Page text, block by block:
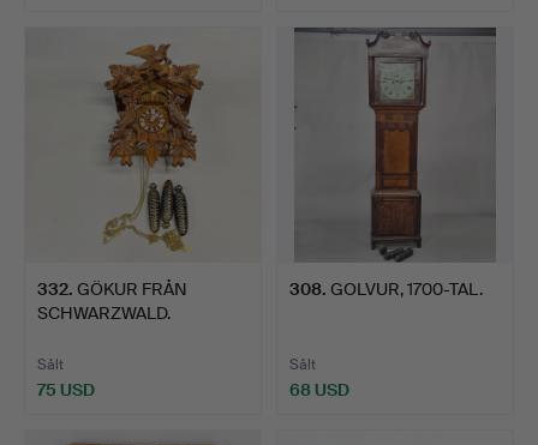
332. GÖKUR FRÅN
SCHWARZWALD.
Sålt
75 USD
308. GOLVUR, 1700-TAL.
Sålt
68 USD